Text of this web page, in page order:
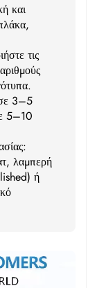
και
τις
3–5
5–10
λαμπερή
ή